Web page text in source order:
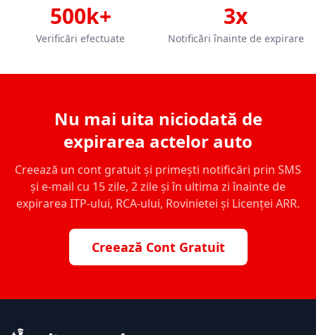
500k+
Verificări efectuate
3x
Notificări înainte de expirare
Nu mai uita niciodată de
expirarea actelor auto
Creează un cont gratuit și primești notificări prin SMS
și e-mail cu 15 zile, 2 zile și în ultima zi înainte de
expirarea ITP-ului, RCA-ului, Rovinietei și Licenței ARR.
Creează Cont Gratuit